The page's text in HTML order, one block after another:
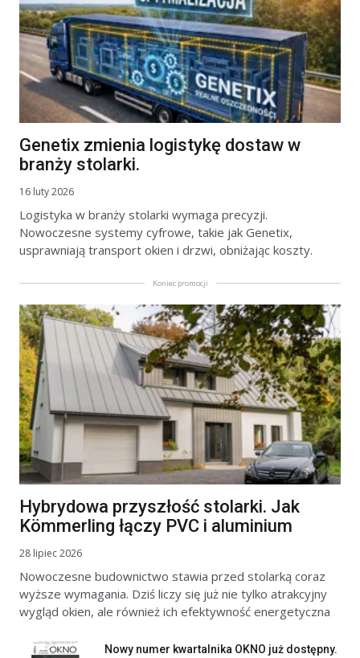
Genetix zmienia logistykę dostaw w
branży stolarki.
16 luty 2026
Logistyka w branży stolarki wymaga precyzji.
Nowoczesne systemy cyfrowe, takie jak Genetix,
usprawniają transport okien i drzwi, obniżając koszty.
Koniec promocji
Hybrydowa przyszłość stolarki. Jak
Kömmerling łączy PVC i aluminium
28 lipiec 2026
Nowoczesne budownictwo stawia przed stolarką coraz
wyższe wymagania. Dziś liczy się już nie tylko atrakcyjny
wygląd okien, ale również ich efektywność energetyczna
Nowy numer kwartalnika OKNO już dostępny.